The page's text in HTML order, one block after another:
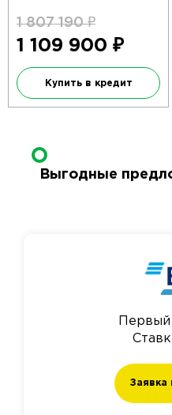
1 807 190₽
1 109 900 ₽
Купить в кредит
Выгодные
Заявка